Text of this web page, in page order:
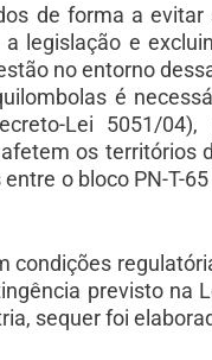
de forma a
a legislação e
no entorno
é
Lei 5051/
os territórios
o bloco PN-T-
condições
previsto na
sequer foi